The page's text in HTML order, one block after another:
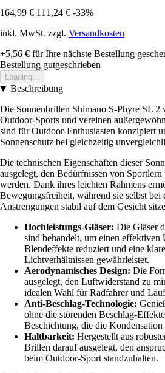
164,99 € 111,24 € -33%
inkl. MwSt. zzgl. Versandkosten
+5,56 € für Ihre nächste Bestellung
Bestellung gutgeschrieben
Loading...
Beschreibung
Die Sonnenbrillen Shimano S-Phyre SL 2
Outdoor-Sports und vereinen
sind für Outdoor-Enthusiasten konzipiert
Sonnenschutz bei gleichzeitig
Die technischen Eigenschaften dieser
ausgelegt, den Bedürfnissen von
werden. Dank ihres leichten Rahmens
Bewegungsfreiheit, während sie selbst bei
Anstrengungen stabil auf dem Gesicht
Hochleistungs-Gläser: Die Gläser
sind behandelt, um einen effektiven
Blendeffekte reduziert und eine
Lichtverhältnissen gewährleistet.
Aerodynamisches Design: Die
ausgelegt, den Luftwiderstand zu
idealen Wahl für Radfahrer und
Anti-Beschlag-Technologie:
ohne die störenden Beschlag-
Beschichtung, die die
Haltbarkeit: Hergestellt aus
Brillen darauf ausgelegt, den
beim Outdoor-Sport standzuhalten.